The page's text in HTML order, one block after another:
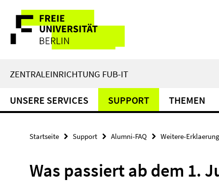
direkt
Inhalt
Service-
Navigation
ZENTRALEINRICHTUNG FUB-IT
UNSERE SERVICES SUPPORT THEMEN
Startseite Support Alumni-FAQ Weitere-
Was passiert ab dem 1.